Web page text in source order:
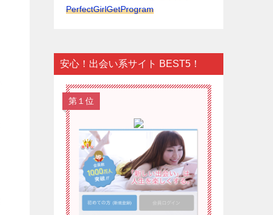
PerfectGirlGetProgram
安心！出会い系サイト BEST5！
第１位